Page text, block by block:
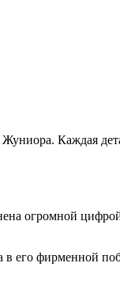
Каждая
огромной
в его фирменной